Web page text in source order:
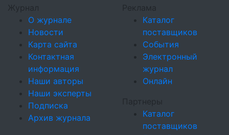
Журнал
О журнале
Новости
Карта сайта
Контактная
информация
Наши авторы
Наши эксперты
Подписка
Архив журнала
Реклама
Каталог
поставщиков
События
Электронный
журнал
Онлайн
Партнеры
Каталог
поставщиков